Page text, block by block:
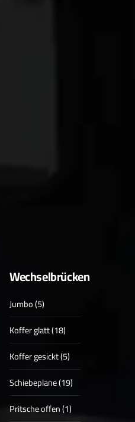
Wechselbrücken
Jumbo (5)
Koffer glatt (18)
Koffer gesickt (5)
Schiebeplane (19)
Pritsche offen (1)